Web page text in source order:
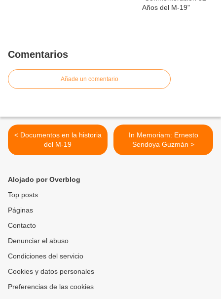
Comentarios
Añade un comentario
< Documentos en la historia
del M-19
In Memoriam: Ernesto
Sendoya Guzmán >
Alojado por Overblog
Top posts
Páginas
Contacto
Denunciar el abuso
Condiciones del servicio
Cookies y datos personales
Preferencias de las cookies